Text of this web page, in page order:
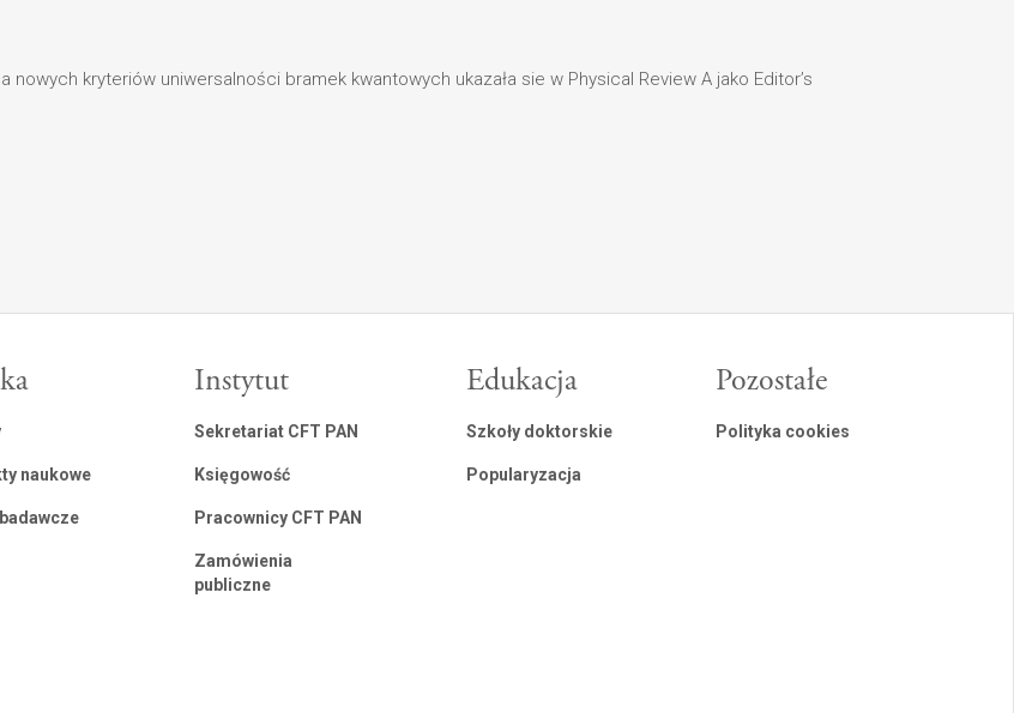
kryteriów uniwersalności bramek kwantowych ukazała sie w Physical Review A jako Editor’s
naukowe
Instytut
Sekretariat CFT PAN
Księgowość
Pracownicy CFT PAN
Zamówienia
publiczne
Edukacja
Szkoły doktorskie
Popularyzacja
Pozostałe
Polityka cookies